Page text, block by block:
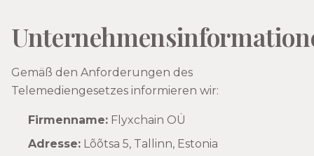
Gemäß den Anforderungen des
Telemediengesetzes informieren wir:
Firmenname: Flyxchain OÜ
Adresse: Lõõtsa 5, Tallinn, Estonia